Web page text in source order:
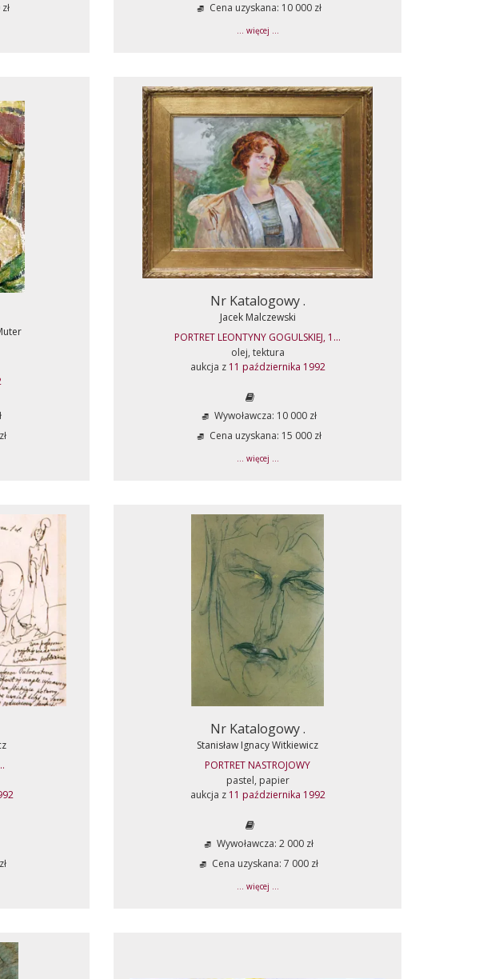
Cena uzyskana: 10 000 zł
... więcej ...
Nr Katalogowy .
Jacek Malczewski
PORTRET LEONTYNY GOGULSKIEJ, 1...
olej, tektura
aukcja z 11 października 1992
Wywoławcza: 10 000 zł
Cena uzyskana: 15 000 zł
... więcej ...
Nr Katalogowy .
Stanisław Ignacy Witkiewicz
PORTRET NASTROJOWY
pastel, papier
aukcja z 11 października 1992
Wywoławcza: 2 000 zł
Cena uzyskana: 7 000 zł
... więcej ...